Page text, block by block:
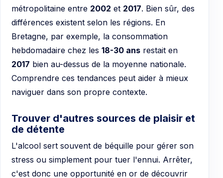
métropolitaine entre 2002 et 2017. Bien sûr, des
différences existent selon les régions. En
Bretagne, par exemple, la consommation
hebdomadaire chez les 18-30 ans restait en
2017 bien au-dessus de la moyenne nationale.
Comprendre ces tendances peut aider à mieux
naviguer dans son propre contexte.
Trouver d'autres sources de plaisir et
de détente
L'alcool sert souvent de béquille pour gérer son
stress ou simplement pour tuer l'ennui. Arrêter,
c'est donc une opportunité en or de découvrir